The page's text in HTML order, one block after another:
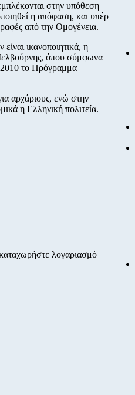
στην υπόθεση
η απόφαση, και υπέρ
από την Ομογένεια.
ικανοποιητικά, η
όπου σύμφωνα
2010 το Πρόγραμμα
αρχάριους, ενώ στην
η Ελληνική πολιτεία.
λογαριασμό